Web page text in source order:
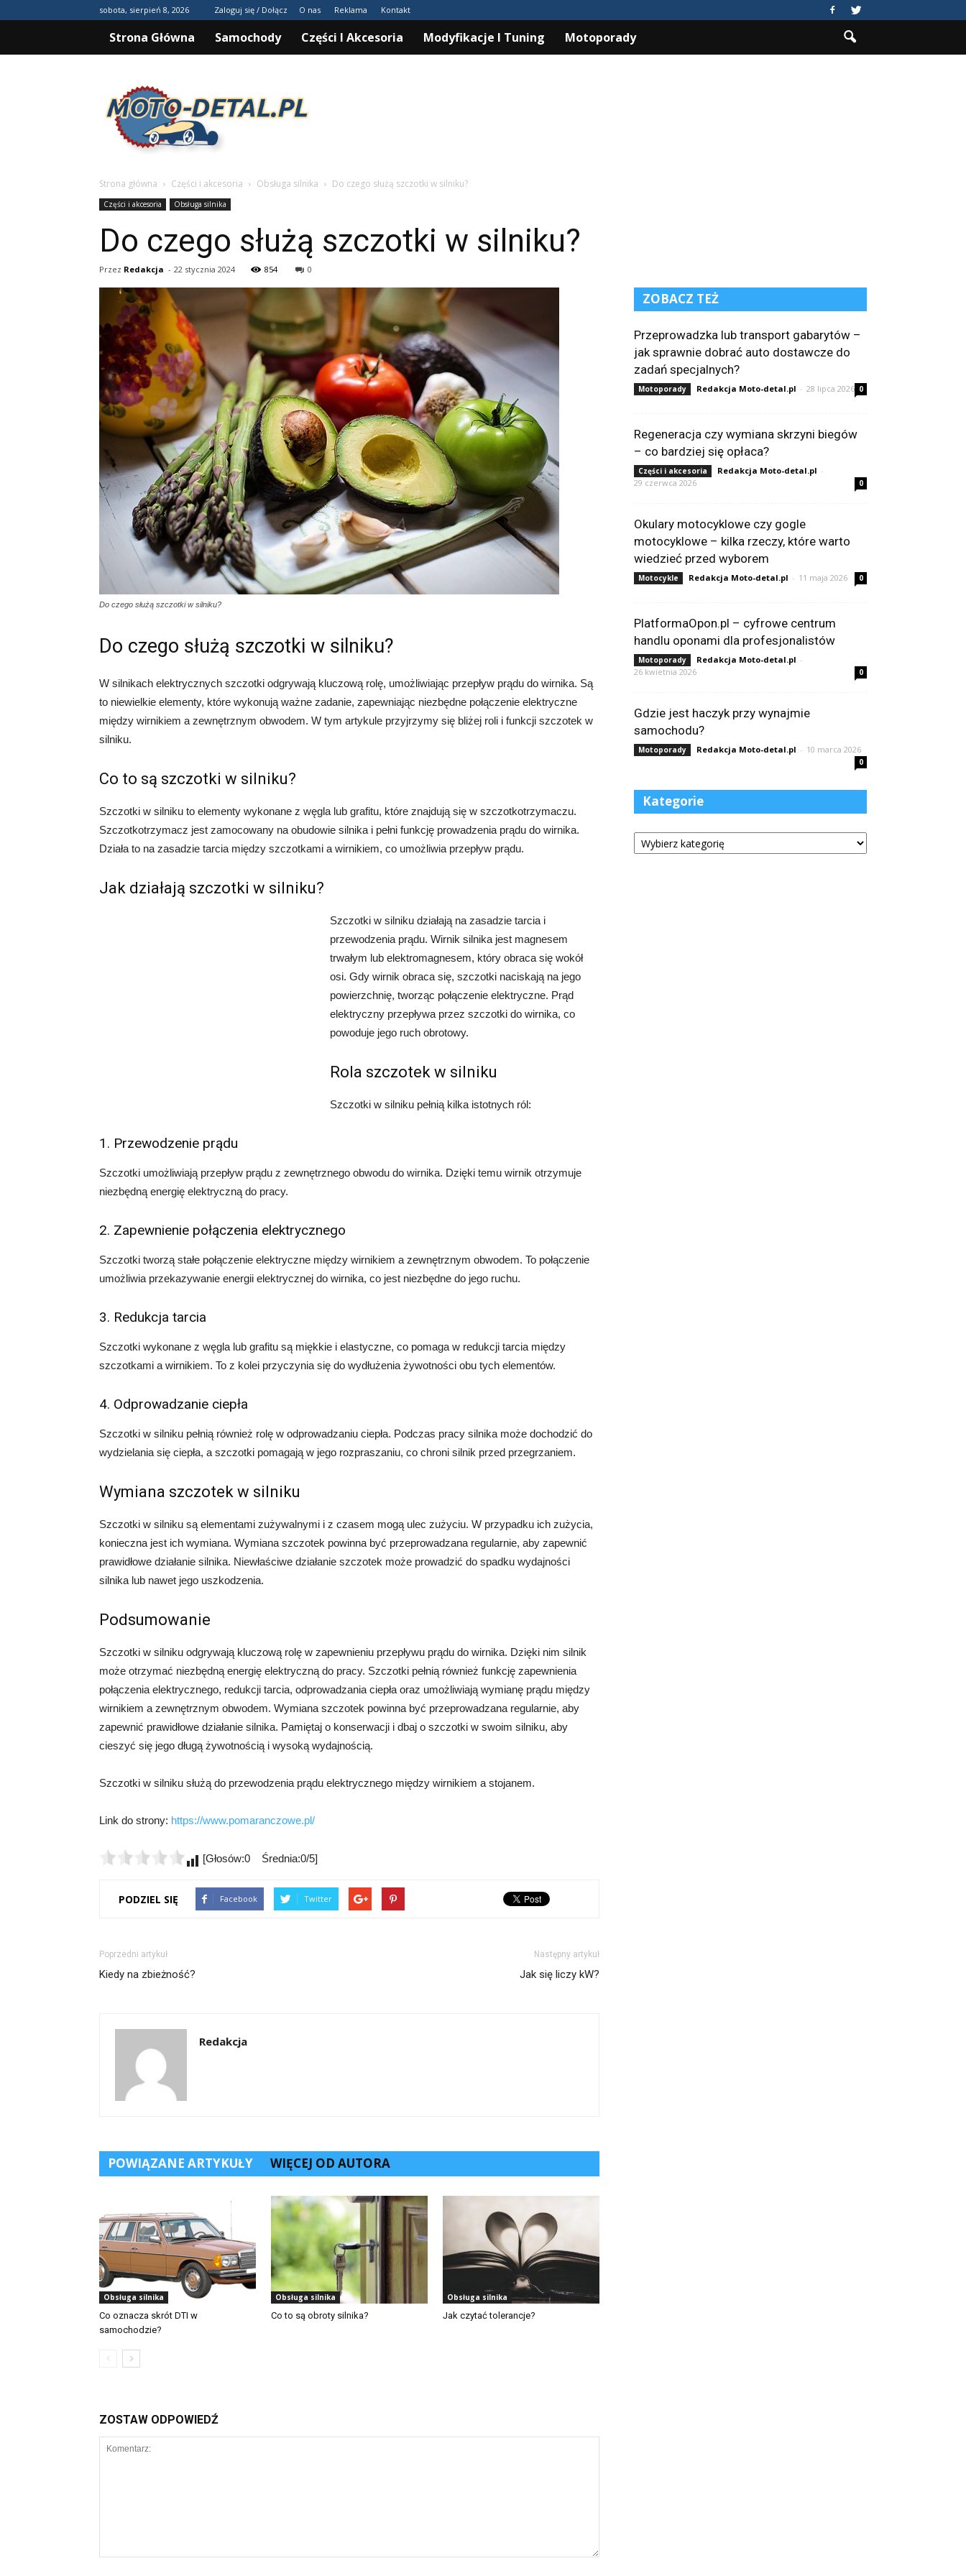
sobota, sierpień 8, 2026 Zaloguj się / Dołącz O nas Reklama Kontakt
Strona Główna Samochody Części I Akcesoria Modyfikacje I Tuning Motoporady
Moto-
detal.pl
Strona główna Części i akcesoria Obsługa silnika Do czego służą szczotki w silniku?
Części i akcesoria Obsługa silnika
Do czego służą szczotki w silniku?
Przez Redakcja - 22 stycznia 2024 854 0
Do czego służą szczotki w silniku?
Do czego służą szczotki w silniku?
W silnikach elektrycznych szczotki odgrywają kluczową rolę, umożliwiając przepływ prądu do wirnika. Są
to niewielkie elementy, które wykonują ważne zadanie, zapewniając niezbędne połączenie elektryczne
między wirnikiem a zewnętrznym obwodem. W tym artykule przyjrzymy się bliżej roli i funkcji szczotek w
silniku.
Co to są szczotki w silniku?
Szczotki w silniku to elementy wykonane z węgla lub grafitu, które znajdują się w szczotkotrzymaczu.
Szczotkotrzymacz jest zamocowany na obudowie silnika i pełni funkcję prowadzenia prądu do wirnika.
Działa to na zasadzie tarcia między szczotkami a wirnikiem, co umożliwia przepływ prądu.
Jak działają szczotki w silniku?
Szczotki w silniku działają na zasadzie tarcia i
przewodzenia prądu. Wirnik silnika jest magnesem
trwałym lub elektromagnesem, który obraca się wokół
osi. Gdy wirnik obraca się, szczotki naciskają na jego
powierzchnię, tworząc połączenie elektryczne. Prąd
elektryczny przepływa przez szczotki do wirnika, co
powoduje jego ruch obrotowy.
Rola szczotek w silniku
Szczotki w silniku pełnią kilka istotnych ról:
1. Przewodzenie prądu
Szczotki umożliwiają przepływ prądu z zewnętrznego obwodu do wirnika. Dzięki temu wirnik otrzymuje
niezbędną energię elektryczną do pracy.
2. Zapewnienie połączenia elektrycznego
Szczotki tworzą stałe połączenie elektryczne między wirnikiem a zewnętrznym obwodem. To połączenie
umożliwia przekazywanie energii elektrycznej do wirnika, co jest niezbędne do jego ruchu.
3. Redukcja tarcia
Szczotki wykonane z węgla lub grafitu są miękkie i elastyczne, co pomaga w redukcji tarcia między
szczotkami a wirnikiem. To z kolei przyczynia się do wydłużenia żywotności obu tych elementów.
4. Odprowadzanie ciepła
Szczotki w silniku pełnią również rolę w odprowadzaniu ciepła. Podczas pracy silnika może dochodzić do
wydzielania się ciepła, a szczotki pomagają w jego rozpraszaniu, co chroni silnik przed przegrzaniem.
Wymiana szczotek w silniku
Szczotki w silniku są elementami zużywalnymi i z czasem mogą ulec zużyciu. W przypadku ich zużycia,
konieczna jest ich wymiana. Wymiana szczotek powinna być przeprowadzana regularnie, aby zapewnić
prawidłowe działanie silnika. Niewłaściwe działanie szczotek może prowadzić do spadku wydajności
silnika lub nawet jego uszkodzenia.
Podsumowanie
Szczotki w silniku odgrywają kluczową rolę w zapewnieniu przepływu prądu do wirnika. Dzięki nim silnik
może otrzymać niezbędną energię elektryczną do pracy. Szczotki pełnią również funkcję zapewnienia
połączenia elektrycznego, redukcji tarcia, odprowadzania ciepła oraz umożliwiają wymianę prądu między
wirnikiem a zewnętrznym obwodem. Wymiana szczotek powinna być przeprowadzana regularnie, aby
zapewnić prawidłowe działanie silnika. Pamiętaj o konserwacji i dbaj o szczotki w swoim silniku, aby
cieszyć się jego długą żywotnością i wysoką wydajnością.
Szczotki w silniku służą do przewodzenia prądu elektrycznego między wirnikiem a stojanem.
Link do strony: https://www.pomaranczowe.pl/
[Głosów:0 Średnia:0/5]
PODZIEL SIĘ Facebook Twitter
Poprzedni artykuł
Kiedy na zbieżność?
Następny artykuł
Jak się liczy kW?
Redakcja
POWIĄZANE ARTYKUŁY WIĘCEJ OD AUTORA
Obsługa silnika
Co oznacza skrót DTI w
samochodzie?
Obsługa silnika
Co to są obroty silnika?
Obsługa silnika
Jak czytać tolerancje?
ZOSTAW ODPOWIEDŹ
ZOBACZ TEŻ
Przeprowadzka lub transport gabarytów –
jak sprawnie dobrać auto dostawcze do
zadań specjalnych?
Motoporady Redakcja Moto-detal.pl - 28 lipca 2026 0
Regeneracja czy wymiana skrzyni biegów
– co bardziej się opłaca?
Części i akcesoria Redakcja Moto-detal.pl -
29 czerwca 2026
0
Okulary motocyklowe czy gogle
motocyklowe – kilka rzeczy, które warto
wiedzieć przed wyborem
Motocykle Redakcja Moto-detal.pl - 11 maja 2026 0
PlatformaOpon.pl – cyfrowe centrum
handlu oponami dla profesjonalistów
Motoporady Redakcja Moto-detal.pl -
26 kwietnia 2026
0
Gdzie jest haczyk przy wynajmie
samochodu?
Motoporady Redakcja Moto-detal.pl - 10 marca 2026
0
Kategorie
Kategorie